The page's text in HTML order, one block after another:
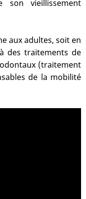
vieillissement
aux adultes, soit en
des traitements de
(traitement
de la mobilité